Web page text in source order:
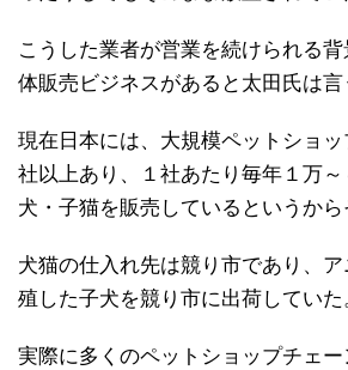
こうした業者が営業を続けられる
体販売ビジネスがあると太田氏は言
現在日本には、大規模ペットショッ
社以上あり、１社あたり毎年１万
犬・子猫を販売しているというから
犬猫の仕入れ先は競り市であり、
殖した子犬を競り市に出荷していた
実際に多くのペットショップチェ